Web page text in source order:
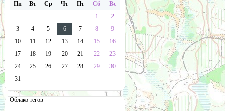
Пн Вт Ср Чт Пт Сб
Вс
1
2
3
4 5 6 7 8
9
10
11 12 13 14 15
16
17
18 19 20 21 22
23
24
25 26 27 28 29
30
31
Облако тегов